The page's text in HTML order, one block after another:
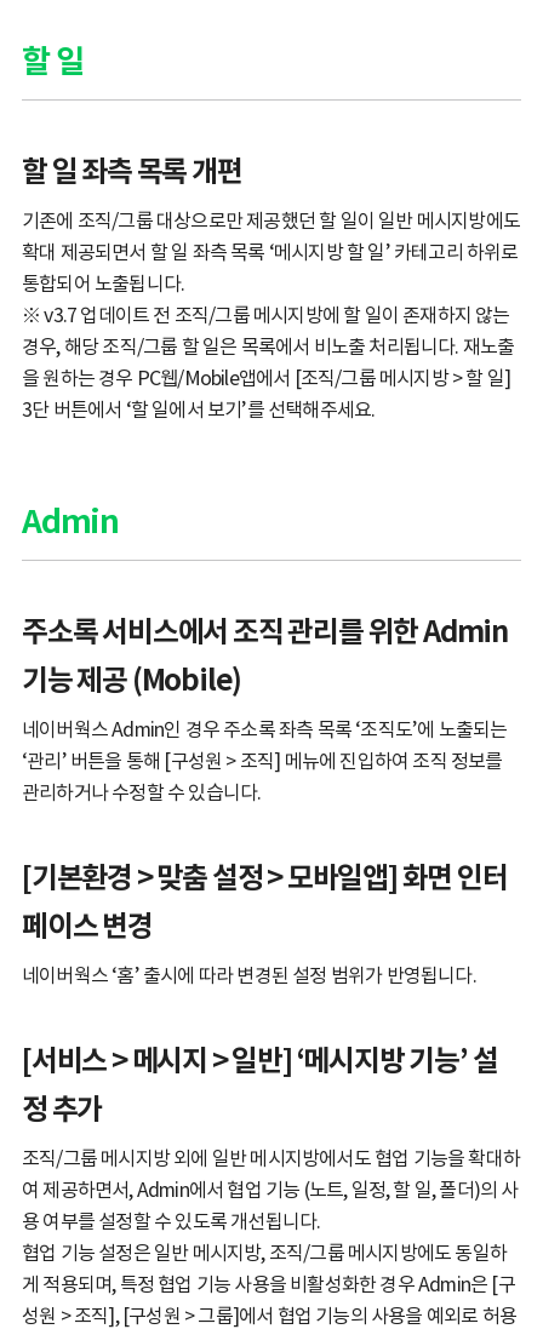
할 일
할 일 좌측 목록 개편
기존에 조직/그룹 대상으로만 제공했던 할 일이 일반 메시지방에도
확대 제공되면서 할 일 좌측 목록 ‘메시지방 할 일’ 카테고리 하위로
통합되어 노출됩니다.
※ v3.7 업데이트 전 조직/그룹 메시지방에 할 일이 존재하지 않는
경우, 해당 조직/그룹 할 일은 목록에서 비노출 처리됩니다. 재노출
을 원하는 경우 PC웹/Mobile앱에서 [조직/그룹 메시지방 > 할 일]
3단 버튼에서 ‘할 일에서 보기’를 선택해주세요.
Admin
주소록 서비스에서 조직 관리를 위한 Admin
기능 제공 (Mobile)
네이버웍스 Admin인 경우 주소록 좌측 목록 ‘조직도’에 노출되는
‘관리’ 버튼을 통해 [구성원 > 조직] 메뉴에 진입하여 조직 정보를
관리하거나 수정할 수 있습니다.
[기본환경 > 맞춤 설정 > 모바일앱] 화면 인터
페이스 변경
네이버웍스 ‘홈’ 출시에 따라 변경된 설정 범위가 반영됩니다.
[서비스 > 메시지 > 일반] ‘메시지방 기능’ 설
정 추가
조직/그룹 메시지방 외에 일반 메시지방에서도 협업 기능을 확대하
여 제공하면서, Admin에서 협업 기능 (노트, 일정, 할 일, 폴더)의 사
용 여부를 설정할 수 있도록 개선됩니다.
협업 기능 설정은 일반 메시지방, 조직/그룹 메시지방에도 동일하
게 적용되며, 특정 협업 기능 사용을 비활성화한 경우 Admin은 [구
성원 > 조직], [구성원 > 그룹]에서 협업 기능의 사용을 예외로 허용